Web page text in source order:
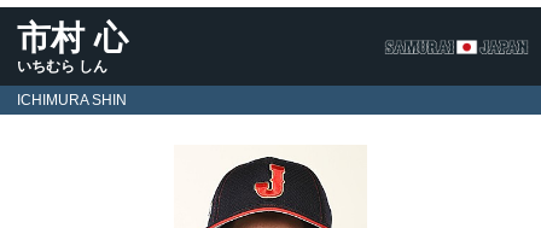
市村 心
いちむら しん
ICHIMURA SHIN